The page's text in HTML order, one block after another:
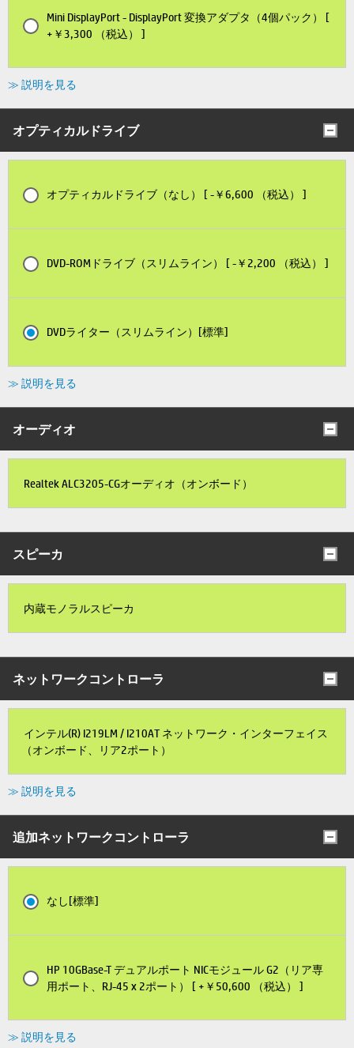
Mini DisplayPort - DisplayPort 変換アダプタ（4個パック） [
+￥3,300 （税込） ]
≫ 説明を見る
オプティカルドライブ
オプティカルドライブ（なし） [ -￥6,600 （税込） ]
DVD-ROMドライブ（スリムライン） [ -￥2,200 （税込） ]
DVDライター（スリムライン）[標準]
≫ 説明を見る
オーディオ
Realtek ALC3205-CGオーディオ（オンボード）
スピーカ
内蔵モノラルスピーカ
ネットワークコントローラ
インテル(R) I219LM / I210AT ネットワーク・インターフェイス
（オンボード、リア2ポート）
≫ 説明を見る
追加ネットワークコントローラ
なし[標準]
HP 10GBase-T デュアルポート NICモジュール G2（リア専
用ポート、RJ-45 x 2ポート） [ +￥50,600 （税込） ]
≫ 説明を見る